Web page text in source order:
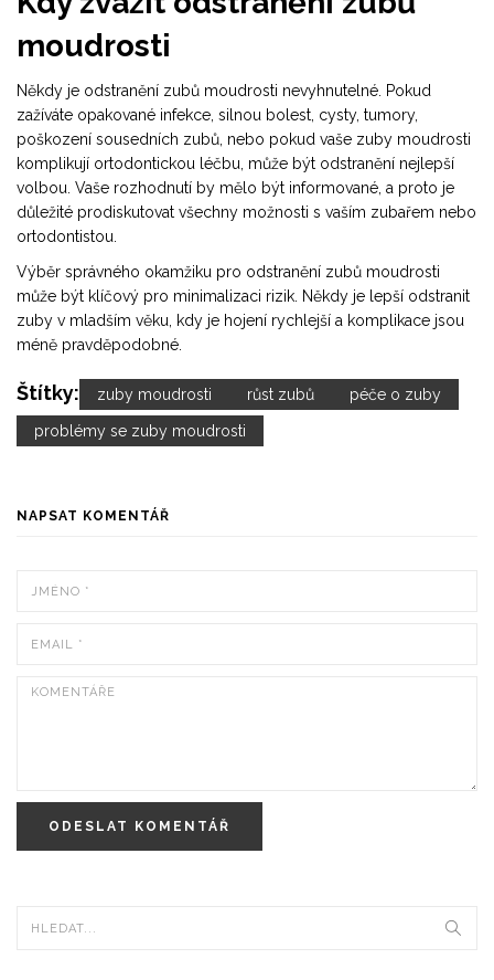
moudrosti
Někdy je odstranění zubů moudrosti nevyhnutelné. Pokud
zažíváte opakované infekce, silnou bolest, cysty, tumory,
poškození sousedních zubů, nebo pokud vaše zuby moudrosti
komplikují ortodontickou léčbu, může být odstranění nejlepší
volbou. Vaše rozhodnutí by mělo být informované, a proto je
důležité prodiskutovat všechny možnosti s vaším zubařem nebo
ortodontistou.
Výběr správného okamžiku pro odstranění zubů moudrosti
může být klíčový pro minimalizaci rizik. Někdy je lepší odstranit
zuby v mladším věku, kdy je hojení rychlejší a komplikace jsou
méně pravděpodobné.
Štítky: zuby moudrosti růst zubů péče o zuby
problémy se zuby moudrosti
NAPSAT KOMENTÁŘ
ODESLAT KOMENTÁŘ